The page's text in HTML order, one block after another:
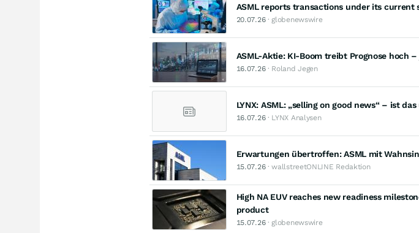
ASML reports transactions under its current
20.07.26· globenewswire
ASML-Aktie: KI-Boom treibt Prognose hoch
16.07.26· Roland Jegen
LYNX: ASML: „selling on good news“ – ist
16.07.26· LYNX Analysen
Erwartungen übertroffen: ASML mit
15.07.26· wallstreetONLINE Redaktion
High NA EUV reaches new readiness
product
15.07.26· globenewswire